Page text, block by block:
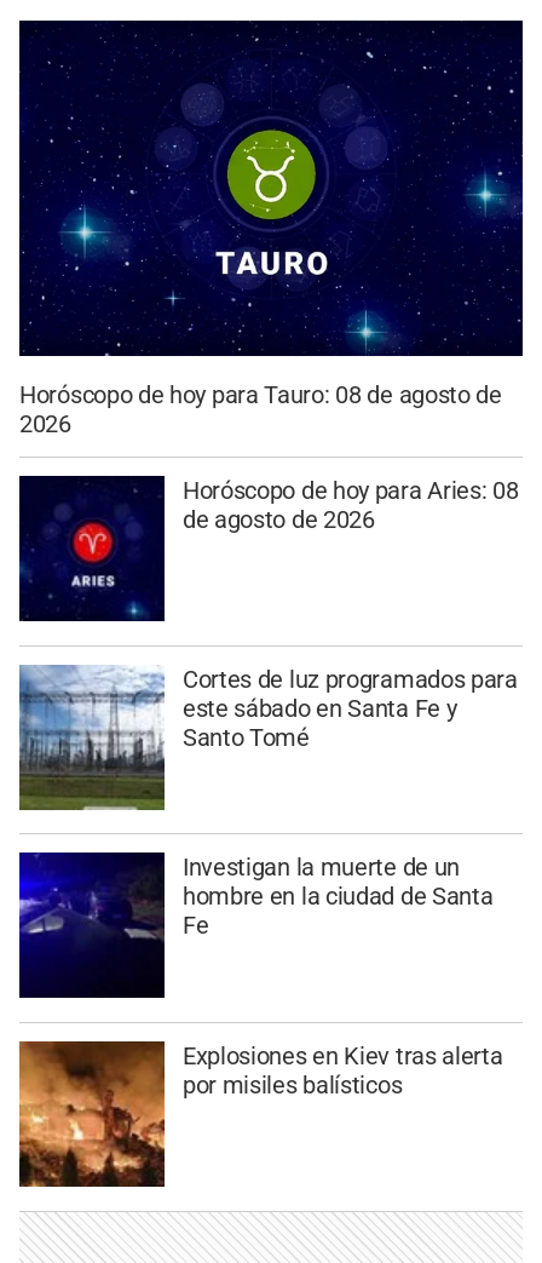
Horóscopo de hoy para Tauro: 08 de agosto de
2026
Horóscopo de hoy para Aries: 08
de agosto de 2026
Cortes de luz programados para
este sábado en Santa Fe y
Santo Tomé
Investigan la muerte de un
hombre en la ciudad de Santa
Fe
Explosiones en Kiev tras alerta
por misiles balísticos